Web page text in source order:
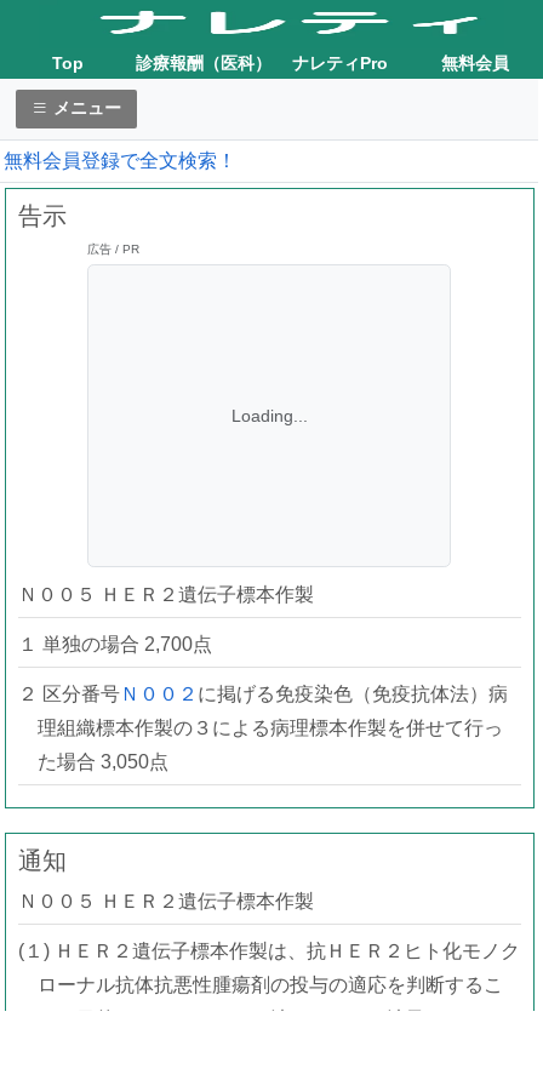
Top 診療報酬（医科） ナレティPro 無料会員
メニュー
無料会員登録で全文検索！
告示
広告 / PR
Loading...
Ｎ００５ ＨＥＲ２遺伝子標本作製
１ 単独の場合 2,700点
２ 区分番号Ｎ００２ に掲げる免疫染色（免疫抗体法）病
理組織標本作製の３による病理標本作製を併せて行っ
た場合 3,050点
通知
Ｎ００５ ＨＥＲ２遺伝子標本作製
(１) ＨＥＲ２遺伝子標本作製は、抗ＨＥＲ２ヒト化モノク
ローナル抗体抗悪性腫瘍剤の投与の適応を判断するこ